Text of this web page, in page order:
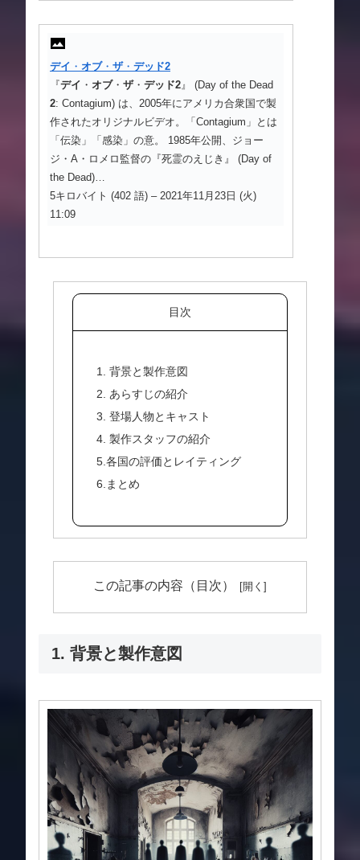
デイ ・ オブ・ ザ・ デッド2
『デイ ・ オブ・ ザ・ デッド2』 (Day of the Dead
2: Contagium) は、2005年にアメリカ合衆国で製
作されたオリジナルビデオ。「Contagium」とは
「伝染」「感染」の意。 1985年公開、ジョー
ジ・A・ロメロ監督の『死霊のえじき』 (Day of
the Dead)…
5キロバイト (402 語) – 2021年11月23日 (火)
11:09
目次
1. 背景と製作意図
2. あらすじの紹介
3. 登場人物とキャスト
4. 製作スタッフの紹介
5.各国の評価とレイティング
6.まとめ
この記事の内容（目次）
1. 背景と製作意図